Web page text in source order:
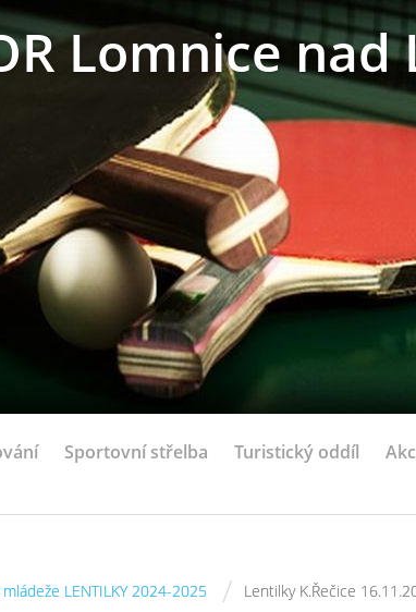
Lomnice nad
Sportovní střelba Turistický oddíl
LENTILKY 2024-2025 / Lentilky K.Řečice